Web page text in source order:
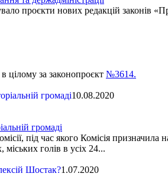
проєкти нових редакцій законів
цілому за законопроєкт №3614.
10.08.2020
громаді
під час якого Комісія
голів в усіх 24...
1.07.2020